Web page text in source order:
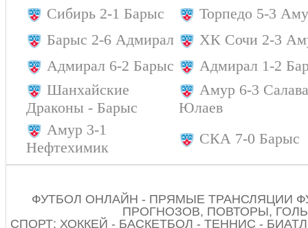
Сибирь 2-1 Барыс
Торпедо 5-3
Барыс 2-6 Адмирал
ХК Сочи 2-3
Адмирал 6-2 Барыс
Адмирал 1-2
Шанхайские
Драконы - Барыс
Амур 6-3
Юлаев
Амур 3-1
Нефтехимик
СКА 7-0 Барыс
ФУТБОЛ ОНЛАЙН - ПРЯМЫЕ ТРАНСЛЯЦИИ
ПРОГНОЗОВ, ПОВТОРЫ,
СПОРТ: ХОККЕЙ - БАСКЕТБОЛ - ТЕННИС -